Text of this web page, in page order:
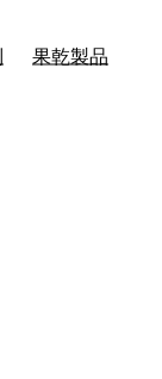
果乾製品